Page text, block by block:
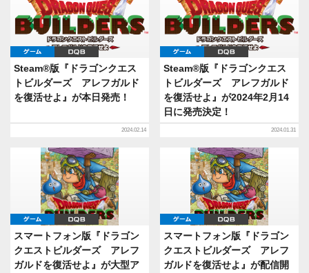
ゲーム DQB
Steam®版『ドラゴンクエス
トビルダーズ アレフガルド
を復活せよ』が本日発売！
2024.02.14
ゲーム DQB
Steam®版『ドラゴンクエス
トビルダーズ アレフガルド
を復活せよ』が2024年2月14
日に発売決定！
2024.01.31
ゲーム DQB
スマートフォン版『ドラゴン
クエストビルダーズ アレフ
ガルドを復活せよ』が大型ア
ゲーム DQB
スマートフォン版『ドラゴン
クエストビルダーズ アレフ
ガルドを復活せよ』が配信開